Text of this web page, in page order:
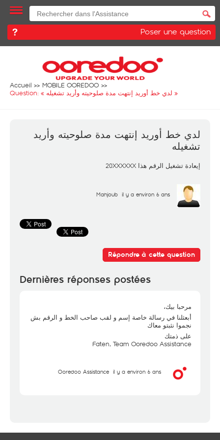
Poser une question
Accueil
MOBILE OOREDOO
Question: « لدي خط أوريد إنتهت مدة صلوحيته وأريد تشغيله »
لدي خط أوريد إنتهت مدة صلوحيته وأريد
تشغيله
إيعادة تشغيل الرقم هذا 20XXXXXX
Mahjoub il y a environ 6 ans
Répondre à cette question
Dernières réponses postées
مرحبا بيك،
أبعثلنا في رسالة خاصة إسم و لقب صاحب الخط و الرقم بش
نجموا نثبتو معاك
على ذمتك
Faten, Team Ooredoo Assistance
Ooredoo Assistance il y a environ 6 ans